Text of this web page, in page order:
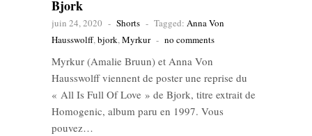
Bjork
juin 24, 2020 - Shorts - Tagged: Anna Von
Hausswolff,bjork,Myrkur - no comments
Myrkur (Amalie Bruun) et Anna Von
Hausswolff viennent de poster une reprise du
« All Is Full Of Love » de Bjork, titre extrait de
Homogenic, album paru en 1997. Vous
pouvez…